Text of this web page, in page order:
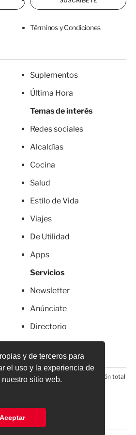
y de terceros para
el uso y la experiencia de
sitio web.
Aceptar
Términos y Condiciones
Suplementos
Última Hora
Temas de interés
Redes sociales
Alcaldías
Cocina
Salud
Estilo de Vida
Viajes
De Utilidad
Apps
Servicios
Newsletter
Anúnciate
Directorio
reservados. Prohibida la reproducción total
cualquier medio electrónico*